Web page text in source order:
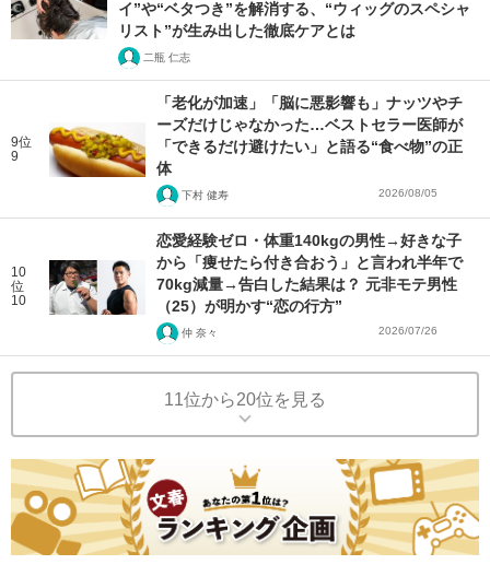
イ”や“ベタつき”を解消する、“ウィッグのスペシャ
リスト”が生み出した徹底ケアとは
二瓶 仁志
9位
9
「老化が加速」「脳に悪影響も」ナッツやチ
ーズだけじゃなかった…ベストセラー医師が
「できるだけ避けたい」と語る“食べ物”の正
体
下村 健寿 2026/08/05
10
位
10
恋愛経験ゼロ・体重140kgの男性→好きな子
から「痩せたら付き合おう」と言われ半年で
70kg減量→告白した結果は？ 元非モテ男性
（25）が明かす“恋の行方”
仲 奈々 2026/07/26
11位から20位を見る